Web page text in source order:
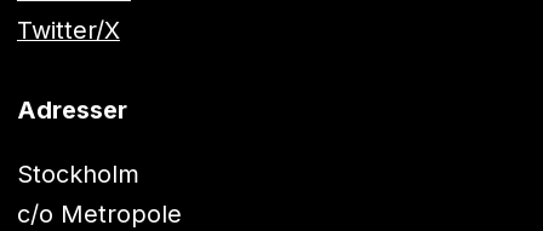
Twitter/X
Adresser
Stockholm
c/o Metropole